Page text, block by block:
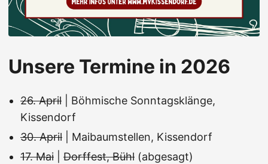
Unsere Termine in 2026
26. April | Böhmische Sonntagsklänge,
Kissendorf
30. April | Maibaumstellen, Kissendorf
17. Mai
Dorffest, Bühl (abgesagt)